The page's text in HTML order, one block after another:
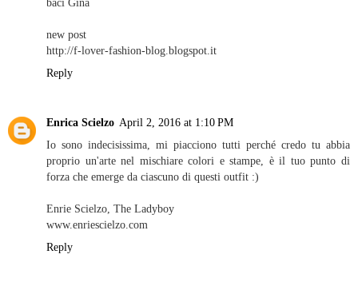
new post
http://f-lover-fashion-blog.blogspot.it
Reply
Enrica Scielzo April 2, 2016 at 1:10 PM
Io sono indecisissima, mi piacciono tutti perché credo tu abbia
proprio un'arte nel mischiare colori e stampe, è il tuo punto di
forza che emerge da ciascuno di questi outfit :)
Enrie Scielzo, The Ladyboy
www.enriescielzo.com
Reply